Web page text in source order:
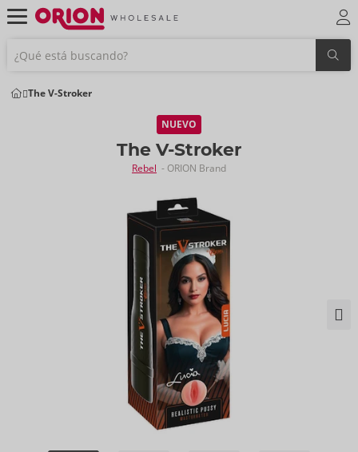
The V-Stroker
NUEVO
The V-Stroker
Rebel - ORION Brand